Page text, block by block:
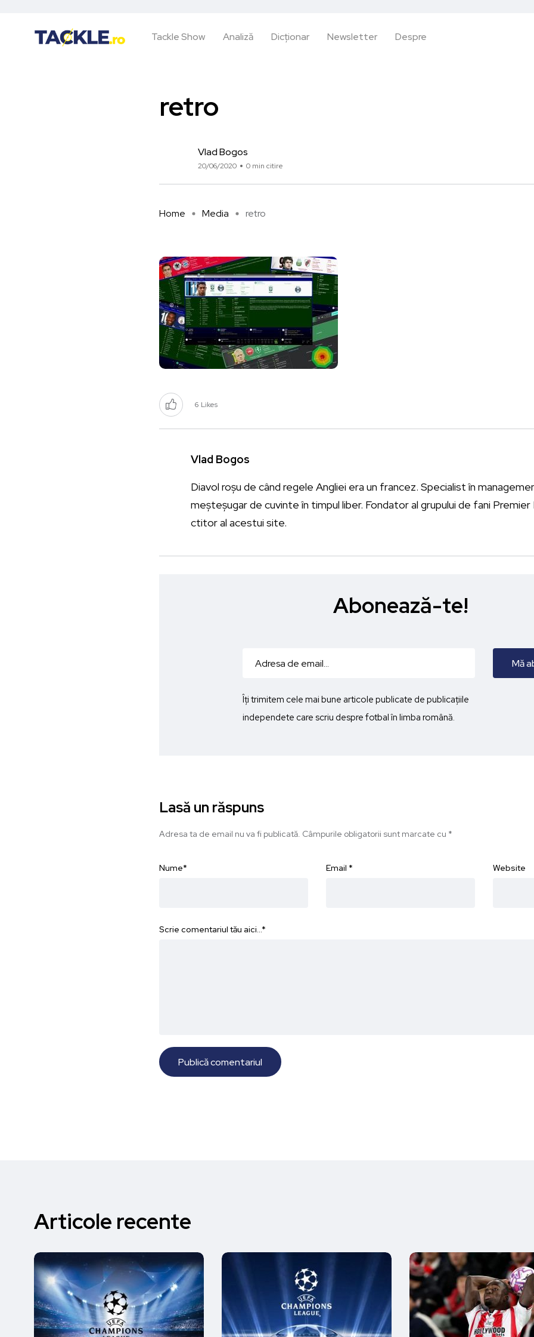
Tackle Show Analiză Dicționar Newsletter Despre
retro
Vlad Bogos
20/06/2020 0 min citire
Home Media retro
6 Likes
Vlad Bogos
Diavol roșu de când regele Angliei era un francez. Specialist în
meșteșugar de cuvinte în timpul liber. Fondator al grupului de fani Premier
ctitor al acestui site.
Abonează-te!
Îți trimitem cele mai bune articole publicate de publicațiile
independete care scriu despre fotbal în limba română.
Lasă un răspuns
Adresa ta de email nu va fi publicată. Câmpurile obligatorii sunt marcate cu *
Nume* Email * Website
Scrie comentariul tău aici...*
Articole recente